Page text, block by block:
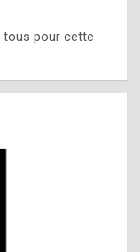
tous pour cette